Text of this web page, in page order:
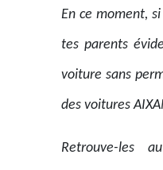
En ce moment,
tes parents
voiture sans
des voitures
Retrouve-les